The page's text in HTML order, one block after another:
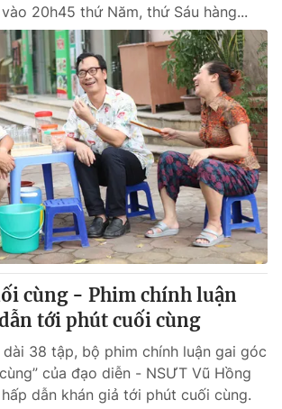
Đài Truyền hình Việt Nam
báo VTV
báo in và báo điện tử số 483/GP-BTTTT
Thanh Thủy
Nguyễn Thị Mỹ Hạnh, Phạm Quốc Thắng,
355 931 - 024.38 355 932
VTV: 024.66 897 897
20h45 thứ Năm, thứ Sáu hàng...
cùng - Phim chính luận
tới phút cuối cùng
38 tập, bộ phim chính luận gai góc
của đạo diễn - NSƯT Vũ Hồng
dẫn khán giả tới phút cuối cùng.